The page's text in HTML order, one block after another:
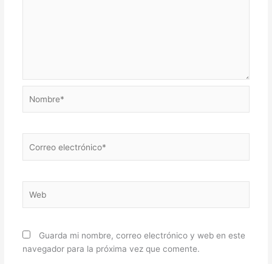
electrónico*
Guarda mi nombre, correo electrónico y web en este
navegador para la próxima vez que comente.